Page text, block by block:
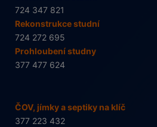
724 347 821
Rekonstrukce studní
724 272 695
Prohloubení studny
377 477 624
ČOV, jímky a septiky na klíč
377 223 432